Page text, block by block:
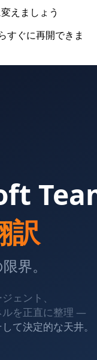
えましょう
すぐに再開できま